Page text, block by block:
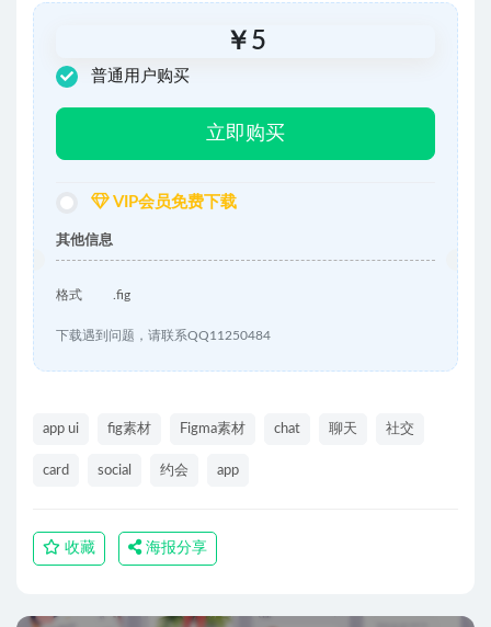
￥ 5
普通用户购买
立即购买
VIP会员免费下载
其他信息
格式 .fig
下载遇到问题，请联系QQ11250484
app ui fig素材 Figma素材 chat 聊天 社交
card social 约会 app
收藏 海报分享